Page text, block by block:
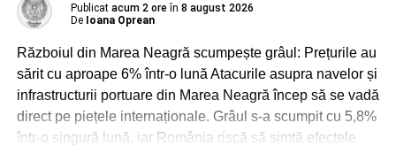
Publicat acum 2 ore în 8 august 2026
De Ioana Oprean
Războiul din Marea Neagră scumpește grâul: Prețurile au
sărit cu aproape 6% într-o lună Atacurile asupra navelor și
infrastructurii portuare din Marea Neagră încep să se vadă
direct pe piețele internaționale. Grâul s-a scumpit cu 5,8%
într-o singură lună, iar România riscă să simtă efectele